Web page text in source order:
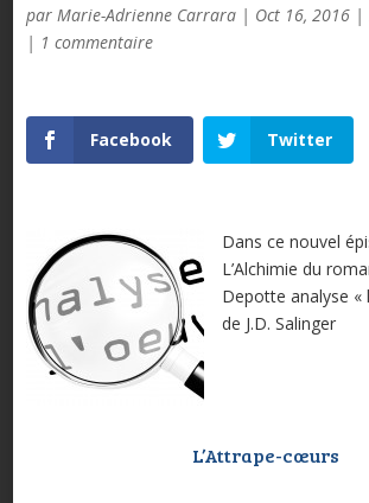
par Marie-Adrienne Carrara| Oct 16, 2016|
| 1 commentaire
Facebook Twitter
Dans ce nouvel
L’Alchimie du
Depotte analyse «
de J.D. Salinger
L’Attrape-cœurs